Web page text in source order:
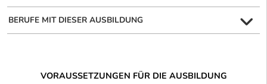
BERUFE MIT DIESER AUSBILDUNG
VORAUSSETZUNGEN FÜR DIE AUSBILDUNG